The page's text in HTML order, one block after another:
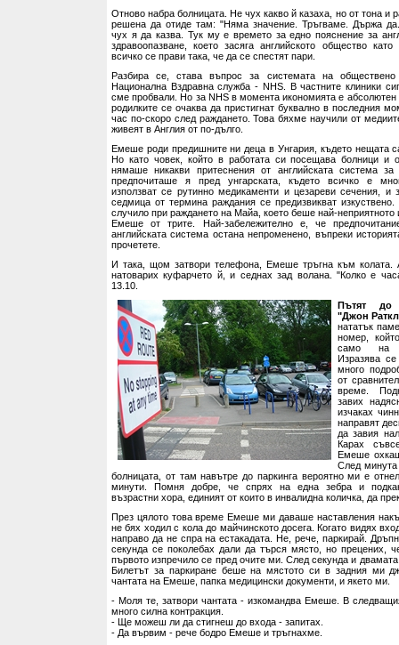
Отново набра болницата. Не чух какво й казаха, но от тона и
решена да отиде там: "Няма значение. Тръгваме. Държа
чух я да казва. Тук му е времето за едно пояснение за
здравоопазване, което засяга английското общество
всичко се прави така, че да се спестят пари.
Разбира се, става въпрос за системата на обществено
Национална Вздравна служба - NHS. В частните клиники
сме пробвали. Но за NHS в момента икономията е абсолютен
родилките се очаква да пристигнат буквално в последния
час по-скоро след раждането. Това бяхме научили от
живеят в Англия от по-дълго.
Емеше роди предишните ни деца в Унгария, където нещата
Но като човек, който в работата си посещава болници и
нямаше никакви притеснения от английската система
предпочиташе я пред унгарската, където всичко е
използват се рутинно медикаменти и цезареви сечения, и
седмица от термина раждания се предизвикват
случило при раждането на Майа, което беше най-неприятното
Емеше от трите. Най-забележително е, че
английската система остана непроменено, въпреки
прочетете.
И така, щом затвори телефона, Емеше тръгна към колата.
натоварих куфарчето й, и седнах зад волана. "Колко е
13.10.
Пътят до
"Джон
нататък
номер,
само на
Изразява
много
от
време.
завих
изчаках
направят
да завия
Карах
Емеше
След минута
болницата, от там навътре до паркинга вероятно ми е
минути. Помня добре, че спрях на една зебра и
възрастни хора, единият от които в инвалидна количка, да
През цялото това време Емеше ми даваше наставления
не бях ходил с кола до майчинското досега. Когато видях
направо да не спра на естакадата. Не, рече, паркирай.
секунда се поколебах дали да търся място, но прецених,
първото изпречило се пред очите ми. След секунда и
Билетът за паркиране беше на мястото си в задния ми
чантата на Емеше, папка медицински документи, и якето ми.
- Моля те, затвори чантата - изкомандва Емеше. В
много силна контракция.
- Ще можеш ли да стигнеш до входа - запитах.
- Да вървим - рече бодро Емеше и тръгнахме.